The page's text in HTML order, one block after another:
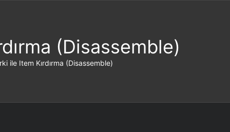
(Disassemble)
ile Item Kırdırma (Disassemble)